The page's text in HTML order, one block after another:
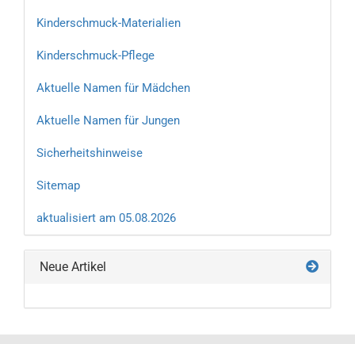
Kinderschmuck-Materialien
Kinderschmuck-Pflege
Aktuelle Namen für Mädchen
Aktuelle Namen für Jungen
Sicherheitshinweise
Sitemap
aktualisiert am 05.08.2026
Neue Artikel